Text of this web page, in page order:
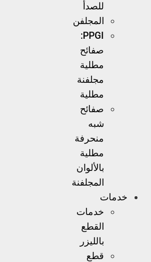
للصدأ
المجلفن
PPGI:
صفائح
مطلية
مجلفنة
مطلية
صفائح
شبه
منحرفة
مطلية
بالألوان
المجلفنة
خدمات
خدمات
القطع
بالليزر
قطع